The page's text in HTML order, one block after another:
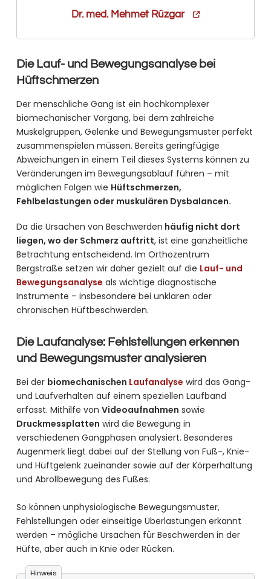
Dr. med. Mehmet Rüzgar
Die Lauf- und Bewegungsanalyse bei
Hüftschmerzen
Der menschliche Gang ist ein hochkomplexer
biomechanischer Vorgang, bei dem zahlreiche
Muskelgruppen, Gelenke und Bewegungsmuster perfekt
zusammenspielen müssen. Bereits geringfügige
Abweichungen in einem Teil dieses Systems können zu
Veränderungen im Bewegungsablauf führen – mit
möglichen Folgen wie Hüftschmerzen,
Fehlbelastungen oder muskulären Dysbalancen.
Da die Ursachen von Beschwerden häufig nicht dort
liegen, wo der Schmerz auftritt, ist eine ganzheitliche
Betrachtung entscheidend. Im Orthozentrum
Bergstraße setzen wir daher gezielt auf die Lauf- und
Bewegungsanalyse als wichtige diagnostische
Instrumente – insbesondere bei unklaren oder
chronischen Hüftbeschwerden.
Die Laufanalyse: Fehlstellungen erkennen
und Bewegungsmuster analysieren
Bei der biomechanischen Laufanalyse wird das Gang-
und Laufverhalten auf einem speziellen Laufband
erfasst. Mithilfe von Videoaufnahmen sowie
Druckmessplatten wird die Bewegung in
verschiedenen Gangphasen analysiert. Besonderes
Augenmerk liegt dabei auf der Stellung von Fuß-, Knie-
und Hüftgelenk zueinander sowie auf der Körperhaltung
und Abrollbewegung des Fußes.
So können unphysiologische Bewegungsmuster,
Fehlstellungen oder einseitige Überlastungen erkannt
werden – mögliche Ursachen für Beschwerden in der
Hüfte, aber auch in Knie oder Rücken.
Hinweis